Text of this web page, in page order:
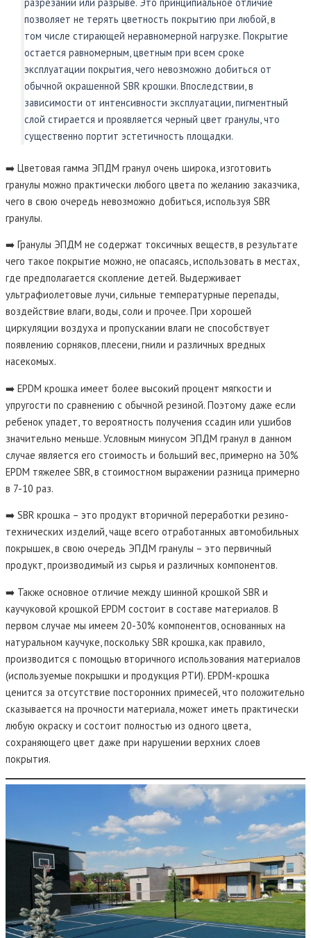
позволяет не терять цветность покрытию при любой, в
том числе стирающей неравномерной нагрузке. Покрытие
остается равномерным, цветным при всем сроке
эксплуатации покрытия, чего невозможно добиться от
обычной окрашенной SBR крошки. Впоследствии, в
зависимости от интенсивности эксплуатации, пигментный
слой стирается и проявляется черный цвет гранулы, что
существенно портит эстетичность площадки.
➡️ Цветовая гамма ЭПДМ гранул очень широка, изготовить
гранулы можно практически любого цвета по желанию заказчика,
чего в свою очередь невозможно добиться, используя SBR
гранулы.
➡️ Гранулы ЭПДМ не содержат токсичных веществ, в результате
чего такое покрытие можно, не опасаясь, использовать в местах,
где предполагается скопление детей. Выдерживает
ультрафиолетовые лучи, сильные температурные перепады,
воздействие влаги, воды, соли и прочее. При хорошей
циркуляции воздуха и пропускании влаги не способствует
появлению сорняков, плесени, гнили и различных вредных
насекомых.
➡️ EPDM крошка имеет более высокий процент мягкости и
упругости по сравнению с обычной резиной. Поэтому даже если
ребенок упадет, то вероятность получения ссадин или ушибов
значительно меньше. Условным минусом ЭПДМ гранул в данном
случае является его стоимость и больший вес, примерно на 30%
EPDM тяжелее SBR, в стоимостном выражении разница примерно
в 7-10 раз.
➡️ SBR крошка – это продукт вторичной переработки резино-
технических изделий, чаще всего отработанных автомобильных
покрышек, в свою очередь ЭПДМ гранулы – это первичный
продукт, производимый из сырья и различных компонентов.
➡️ Также основное отличие между шинной крошкой SBR и
каучуковой крошкой EPDM состоит в составе материалов. В
первом случае мы имеем 20-30% компонентов, основанных на
натуральном каучуке, поскольку SBR крошка, как правило,
производится с помощью вторичного использования материалов
(используемые покрышки и продукция РТИ). EPDM-крошка
ценится за отсутствие посторонних примесей, что положительно
сказывается на прочности материала, может иметь практически
любую окраску и состоит полностью из одного цвета,
сохраняющего цвет даже при нарушении верхних слоев
покрытия.